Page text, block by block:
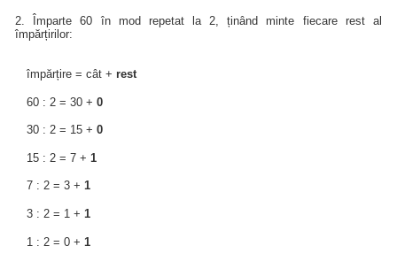
2. Împarte 60 în mod repetat la 2, ținând minte fiecare rest al
împărțirilor:
împărțire = cât + rest
60 : 2 = 30 + 0
30 : 2 = 15 + 0
15 : 2 = 7 + 1
7 : 2 = 3 + 1
3 : 2 = 1 + 1
1 : 2 = 0 + 1